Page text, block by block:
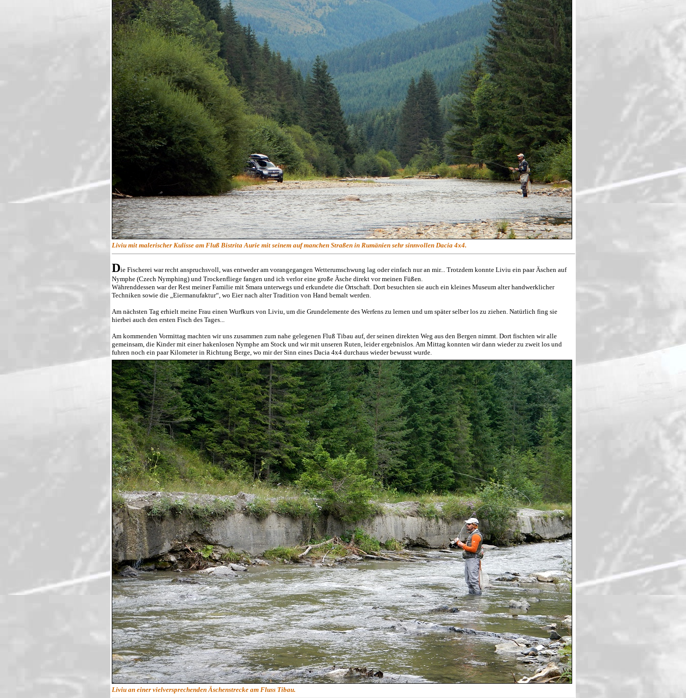
Liviu mit malerischer Kulisse am Fluß Bistrita Aurie mit seinem auf manchen Straßen in Rumänien sehr sinnvollen Dacia 4x4.
Die Fischerei war recht anspruchsvoll, was entweder am vorangegangen Wetterumschwung lag oder einfach nur an mir... Trotzdem konnte Liviu ein paar Äschen auf
Nymphe (Czech Nymphing) und Trockenfliege fangen und ich verlor eine große Äsche direkt vor meinen Füßen.
Währenddessen war der Rest meiner Familie mit Smara unterwegs und erkundete die Ortschaft. Dort besuchten sie auch ein kleines Museum alter handwerklicher
Techniken sowie die „Eiermanufaktur“, wo Eier nach alter Tradition von Hand bemalt werden.
Am nächsten Tag erhielt meine Frau einen Wurfkurs von Liviu, um die Grundelemente des Werfens zu lernen und um später selber los zu ziehen. Natürlich fing sie
hierbei auch den ersten Fisch des Tages...
Am kommenden Vormittag machten wir uns zusammen zum nahe gelegenen Fluß Tibau auf, der seinen direkten Weg aus den Bergen nimmt. Dort fischten wir alle
gemeinsam, die Kinder mit einer hakenlosen Nymphe am Stock und wir mit unseren Ruten, leider ergebnislos. Am Mittag konnten wir dann wieder zu zweit los und
fuhren noch ein paar Kilometer in Richtung Berge, wo mir der Sinn eines Dacia 4x4 durchaus wieder bewusst wurde.
Liviu an einer vielversprechenden Äschenstrecke am Fluss Tibau.